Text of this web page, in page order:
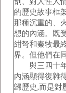
的歷史故事框
那種沉重的、
想的內涵。既
紺弩和秦牧最
界。但他們在
與三四十年
內涵顯得復雜
歸歷史,而是對